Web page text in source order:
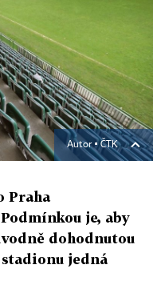
Autor ▪ČTK
Praha
je, aby
dohodnutou
jedná